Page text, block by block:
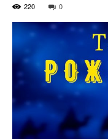
220 0